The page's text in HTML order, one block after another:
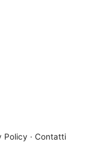
Policy · Contatti